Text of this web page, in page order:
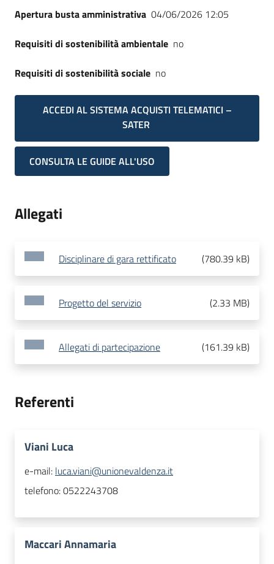
Apertura busta amministrativa 04/06/2026 12:05
Requisiti di sostenibilità ambientale no
Requisiti di sostenibilità sociale no
ACCEDI AL SISTEMA ACQUISTI TELEMATICI –
SATER
CONSULTA LE GUIDE ALL'USO
Allegati
Disciplinare di gara rettificato (780.39 kB)
Progetto del servizio (2.33 MB)
Allegati di partecipazione (161.39 kB)
Referenti
Viani Luca
e-mail: luca.viani@unionevaldenza.it
telefono:0522243708
Maccari Annamaria